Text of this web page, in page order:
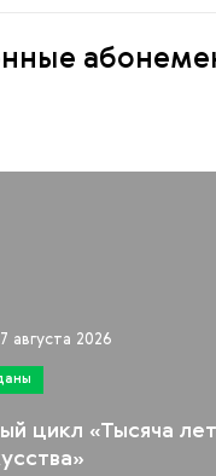
августа 2026
цикл «Тысяча лет